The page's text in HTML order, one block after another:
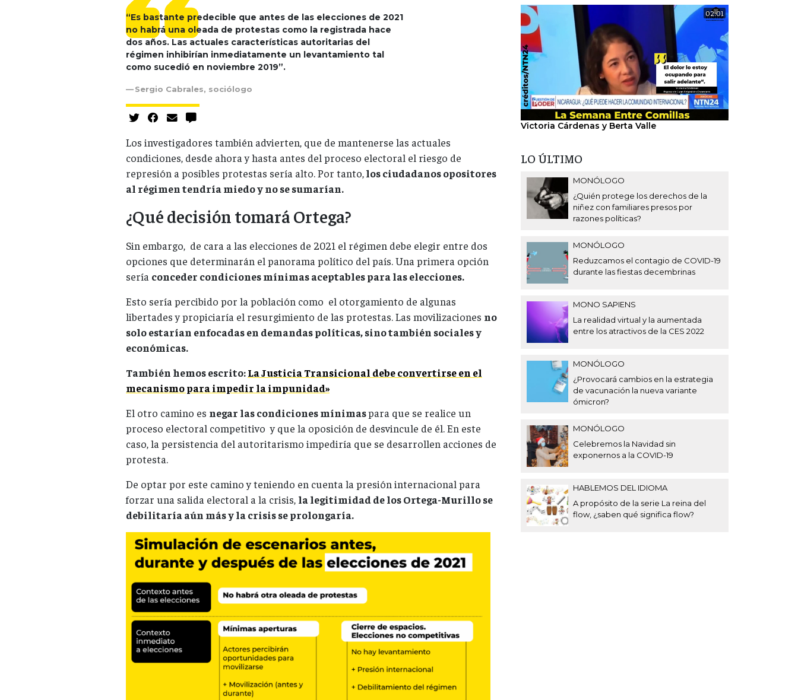
“Es bastante predecible que antes de las elecciones de 2021
no habrá una oleada de protestas como la registrada hace
dos años. Las actuales características autoritarias del
régimen inhibirían inmediatamente un levantamiento tal
como sucedió en noviembre 2019”.
Sergio Cabrales, sociólogo
Los investigadores también advierten, que de mantenerse las actuales
condiciones, desde ahora y hasta antes del proceso electoral el riesgo de
represión a posibles protestas sería alto. Por tanto,los ciudadanos opositores
al régimen tendría miedo y no se sumarían.
¿Qué decisión tomará Ortega?
Sin embargo, de cara a las elecciones de 2021 el régimen debe elegir entre dos
opciones que determinarán el panorama político del país. Una primera opción
sería conceder condiciones mínimas aceptables para las elecciones.
Esto sería percibido por la población como el otorgamiento de algunas
libertades y propiciaría el resurgimiento de las protestas. Las movilizaciones no
solo estarían enfocadas en demandas políticas, sino también sociales y
económicas.
También hemos escrito:La Justicia Transicional debe convertirse en el
mecanismo para impedir la impunidad»
El otro camino es negar las condiciones mínimaspara que se realice un
proceso electoral competitivo y que la oposición de desvincule de él. En este
caso, la persistencia del autoritarismo impediría que se desarrollen acciones de
protesta.
De optar por este camino y teniendo en cuenta la presión internacional para
forzar una salida electoral a la crisis, la legitimidad de los Ortega-Murillo se
debilitaría aún más y la crisis se prolongaría.
02:01
Victoria Cárdenas y Berta Valle
LO ÚLTIMO
MONÓLOGO
¿Quién protege los derechos de la
niñez con familiares presos por
razones políticas?
MONÓLOGO
Reduzcamos el contagio de COVID-19
durante las fiestas decembrinas
MONO SAPIENS
La realidad virtual y la aumentada
entre los atractivos de la CES 2022
MONÓLOGO
¿Provocará cambios en la estrategia
de vacunación la nueva variante
ómicron?
MONÓLOGO
Celebremos la Navidad sin
exponernos a la COVID-19
HABLEMOS DEL IDIOMA
A propósito de la serie La reina del
flow, ¿saben qué significa flow?